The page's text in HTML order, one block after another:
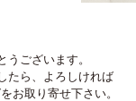
ございます。
たら、よろしければ
お取り寄せ下さい。